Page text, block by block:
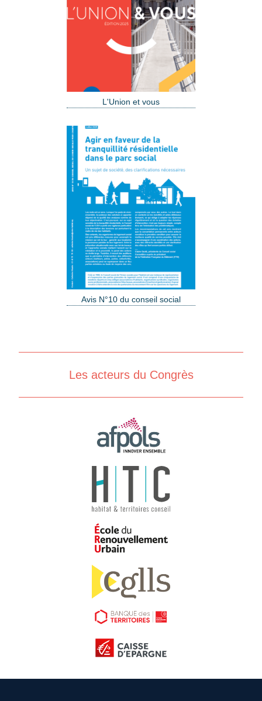
L'Union et vous
Avis N°10 du conseil social
Les acteurs du Congrès